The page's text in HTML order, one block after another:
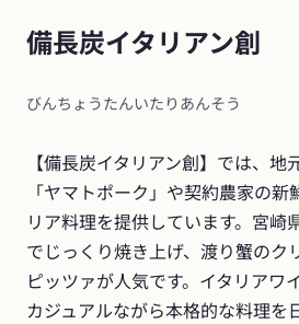
備長炭イタリアン創
びんちょうたんいたりあんそう
【備長炭イタリアン創】では、地
「ヤマトポーク」や契約農家の
リア料理を提供しています。宮崎
でじっくり焼き上げ、渡り蟹のク
ピッツァが人気です。イタリアワ
カジュアルながら本格的な料理を